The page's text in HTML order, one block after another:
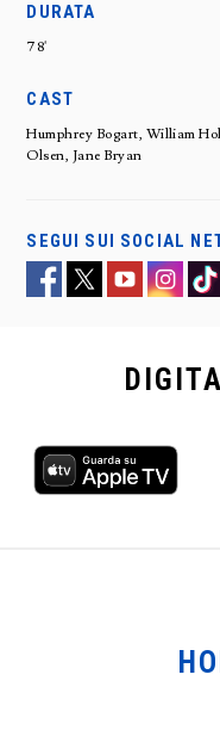
DURATA
78'
CAST
Humphrey Bogart, William
Olsen, Jane Bryan
SEGUI SUI SOCIAL